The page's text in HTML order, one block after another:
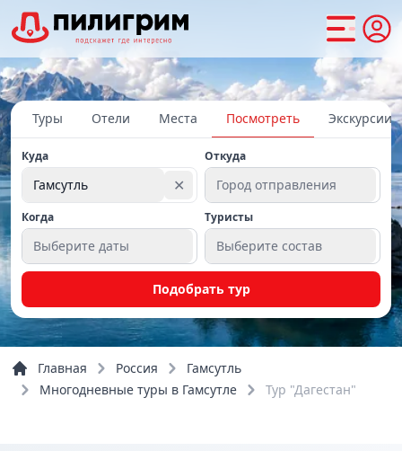
Туры Отели Места Посмотреть Экскурсии
Куда
Гамсутль ✕
Откуда
Город отправления
Когда
Выберите даты
Туристы
Выберите состав
Подобрать тур
Главная Россия
Гамсутль
Многодневные туры в Гамсутле
Тур "Дагестан"